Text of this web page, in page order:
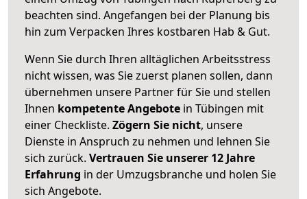
beachten sind. Angefangen bei der Planung bis
hin zum Verpacken Ihres kostbaren Hab & Gut.
Wenn Sie durch Ihren alltäglichen Arbeitsstress
nicht wissen, was Sie zuerst planen sollen, dann
übernehmen unsere Partner für Sie und stellen
Ihnen kompetente Angebote in Tübingen mit
einer Checkliste. Zögern Sie nicht, unsere
Dienste in Anspruch zu nehmen und lehnen Sie
sich zurück. Vertrauen Sie unserer 12 Jahre
Erfahrung in der Umzugsbranche und holen Sie
sich Angebote.